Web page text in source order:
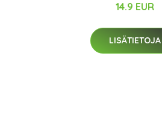
14.9 EUR
LISÄTIETOJA